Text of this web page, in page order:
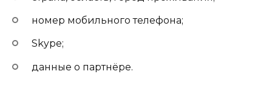
номер мобильного телефона;
Skype;
данные о партнёре.